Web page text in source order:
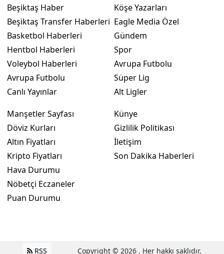
Beşiktaş Haber
Beşiktaş Transfer Haberleri
Basketbol Haberleri
Hentbol Haberleri
Voleybol Haberleri
Avrupa Futbolu
Canlı Yayınlar
Köşe Yazarları
Eagle Media Özel
Gündem
Spor
Avrupa Futbolu
Süper Lig
Alt Ligler
Manşetler Sayfası
Döviz Kurları
Altın Fiyatları
Kripto Fiyatları
Hava Durumu
Nöbetçi Eczaneler
Puan Durumu
Künye
Gizlilik Politikası
İletişim
Son Dakika Haberleri
RSS Copyright © 2026 . Her hakkı saklıdır.